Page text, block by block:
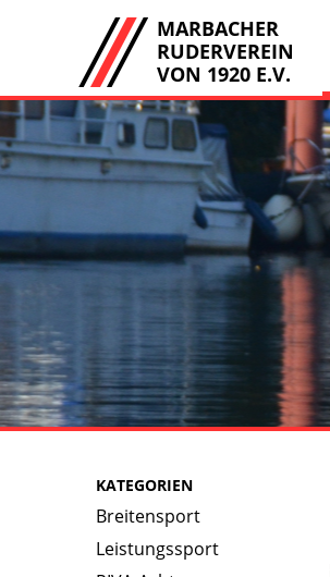
MARBACHER
RUDERVEREIN
VON 1920 E.V.
KATEGORIEN
Breitensport
Leistungssport